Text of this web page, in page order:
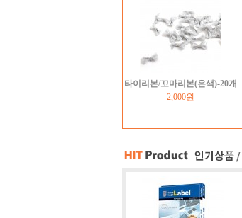
타이리본/꼬마리본(은색)-20개
2,000원